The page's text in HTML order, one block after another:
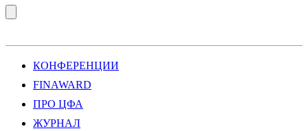
КОНФЕРЕНЦИИ
FINAWARD
ПРО ЦФА
ЖУРНАЛ